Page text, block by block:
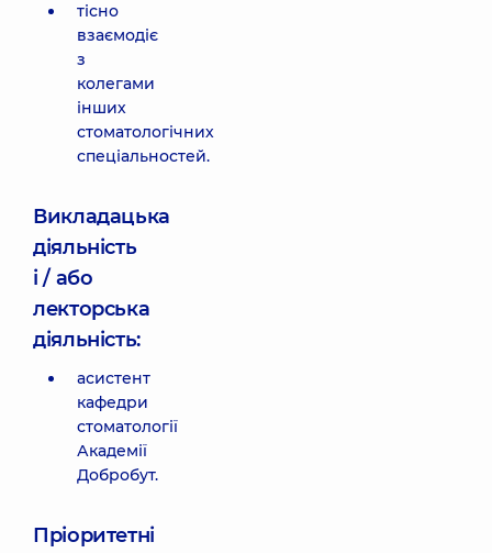
тісно
взаємодіє
з
колегами
інших
стоматологічних
спеціальностей.
Викладацька
діяльність
і / або
лекторська
діяльність:
асистент
кафедри
стоматології
Академії
Добробут.
Пріоритетні